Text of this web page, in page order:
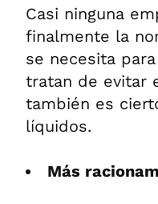
Casi ninguna
finalmente la
se necesita
tratan de evitar
también es
líquidos.
Más